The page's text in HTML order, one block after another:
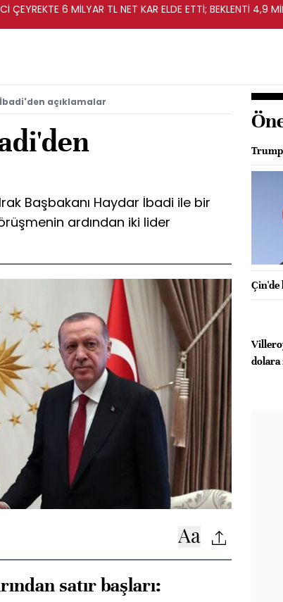
ÇEYREKTE 6 MİLYAR TL NET KAR ELDE ETTİ; BEKLENTİ 4,9
açıklamalar
Başbakanı Haydar İbadi ile bir
ardından iki lider
satır başları:
Çin'de